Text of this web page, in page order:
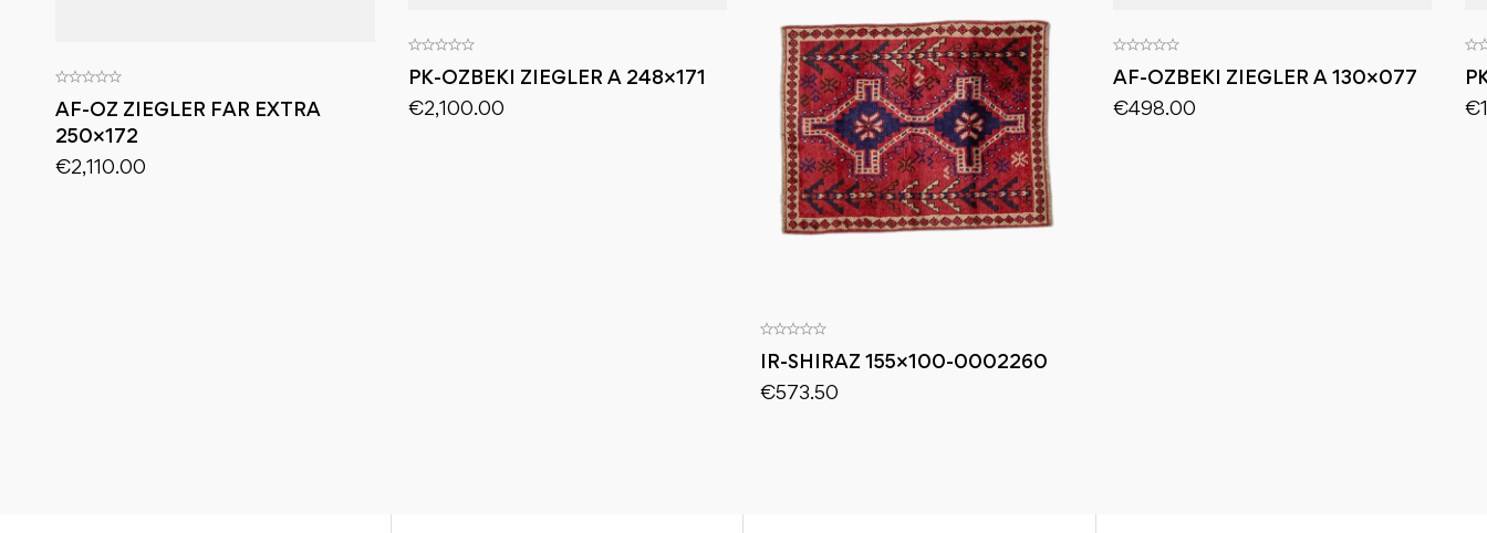
AF-OZ ZIEGLER FAR EXTRA
250×172
€2,110.00
PK-OZBEKI ZIEGLER A 248×171
€2,100.00
IR-SHIRAZ 155×100-0002260
€573.50
AF-OZBEKI ZIEGLER A 130×077
€498.00
€